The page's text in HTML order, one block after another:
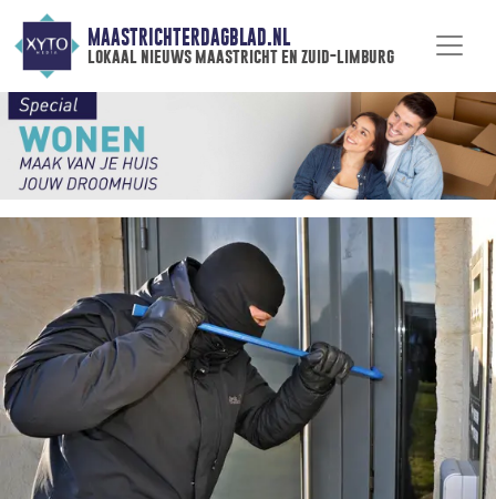
MAASTRICHTERDAGBLAD.NL
lokaal nieuws maastricht en zuid-limburg